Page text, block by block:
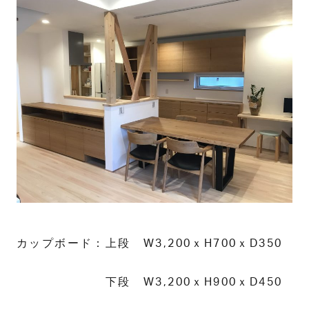
カップボード：上段 W3,200ｘH700ｘD350
下段 W3,200ｘH900ｘD450